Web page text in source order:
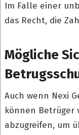
Im Falle einer
das Recht, die
Mögliche
Auch wenn Nexi
können Betrüger
abzugreifen, um